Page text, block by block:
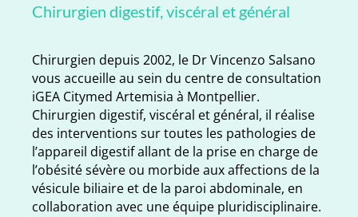
Chirurgien digestif, viscéral et général
Chirurgien depuis 2002, le Dr Vincenzo Salsano
vous accueille au sein du centre de consultation
iGEA Citymed Artemisia à Montpellier.
Chirurgien digestif, viscéral et général, il réalise
des interventions sur toutes les pathologies de
l’appareil digestif allant de la prise en charge de
l’obésité sévère ou morbide aux affections de la
vésicule biliaire et de la paroi abdominale, en
collaboration avec une équipe pluridisciplinaire.